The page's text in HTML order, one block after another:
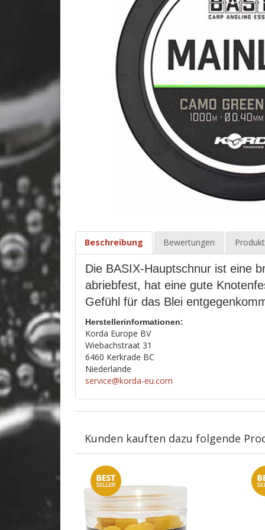
Beschreibung Bewertungen
Die BASIX-Hauptschnur ist eine
abriebfest, hat eine gute
Gefühl für das Blei
Herstellerinformationen:
Korda Europe BV
Wiebachstraat 31
6460 Kerkrade BC
Niederlande
service@korda-eu.com
Kunden kauften dazu folgende